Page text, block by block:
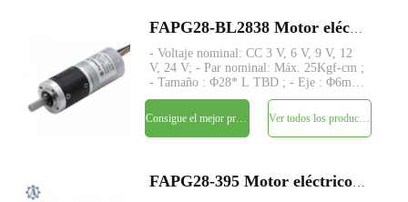
- Voltaje nominal: CC 3 V, 6 V, 9 V, 12
V, 24 V; - Par nominal: Máx. 25Kgf-cm ;
- Tamaño : Φ28* L TBD ; - Eje : Φ6mm
D-cut 0.5mm; - Control: Placa de
controlador integrada con sensor de
pasillo; - MOQ: 500 piezas
Ver todos los productos